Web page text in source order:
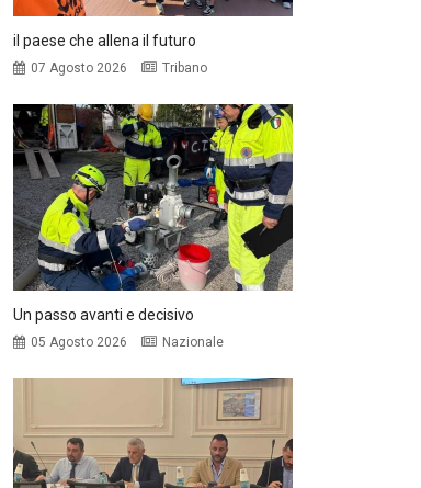
il paese che allena il futuro
07 Agosto 2026 Tribano
Un passo avanti e decisivo
05 Agosto 2026 Nazionale